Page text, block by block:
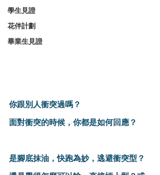
學生見證
花伴計劃
畢業生見證
你跟別人衝突過嗎？
面對衝突的時候，你都是如何回應？
是腳底抹油，快跑為妙，逃避衝突型？